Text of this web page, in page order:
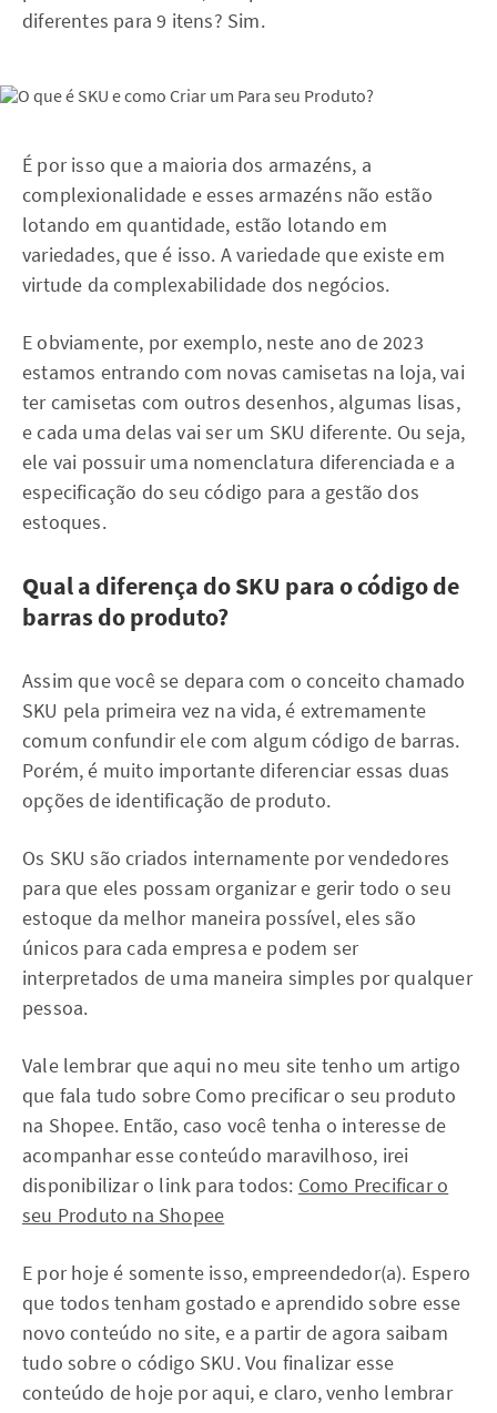
diferentes para 9 itens? Sim.
É por isso que a maioria dos armazéns, a
complexionalidade e esses armazéns não estão
lotando em quantidade, estão lotando em
variedades, que é isso. A variedade que existe em
virtude da complexabilidade dos negócios.
E obviamente, por exemplo, neste ano de 2023
estamos entrando com novas camisetas na loja, vai
ter camisetas com outros desenhos, algumas lisas,
e cada uma delas vai ser um SKU diferente. Ou seja,
ele vai possuir uma nomenclatura diferenciada e a
especificação do seu código para a gestão dos
estoques.
Qual a diferença do SKU para o código de
barras do produto?
Assim que você se depara com o conceito chamado
SKU pela primeira vez na vida, é extremamente
comum confundir ele com algum código de barras.
Porém, é muito importante diferenciar essas duas
opções de identificação de produto.
Os SKU são criados internamente por vendedores
para que eles possam organizar e gerir todo o seu
estoque da melhor maneira possível, eles são
únicos para cada empresa e podem ser
interpretados de uma maneira simples por qualquer
pessoa.
Vale lembrar que aqui no meu site tenho um artigo
que fala tudo sobre Como precificar o seu produto
na Shopee. Então, caso você tenha o interesse de
acompanhar esse conteúdo maravilhoso, irei
disponibilizar o link para todos: Como Precificar o
seu Produto na Shopee
E por hoje é somente isso, empreendedor(a). Espero
que todos tenham gostado e aprendido sobre esse
novo conteúdo no site, e a partir de agora saibam
tudo sobre o código SKU. Vou finalizar esse
conteúdo de hoje por aqui, e claro, venho lembrar